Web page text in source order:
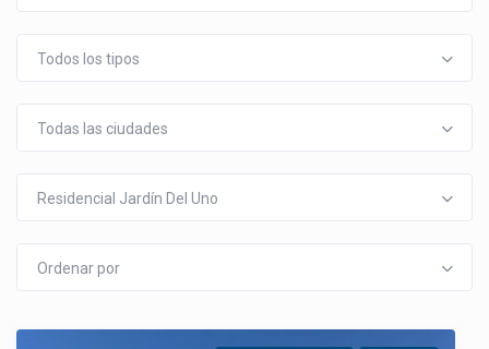
Todos los tipos
Todas las ciudades
Residencial Jardín Del Uno
Ordenar por